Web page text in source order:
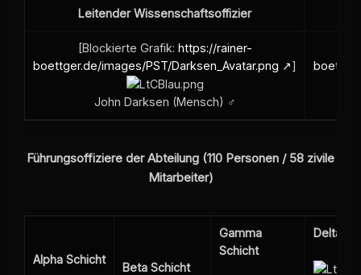
Leitender Wissenschaftsoffizier
[Blockierte Grafik: https://rainer-
boettger.de/images/PST/Darksen_Avatar.png
]
John Darksen (Mensch) ♂
Führungsoffiziere der Abteilung (110 Personen / 58 zivile
Mitarbeiter)
Alpha Schicht
Beta Schicht
Gamma
Schicht
Delta